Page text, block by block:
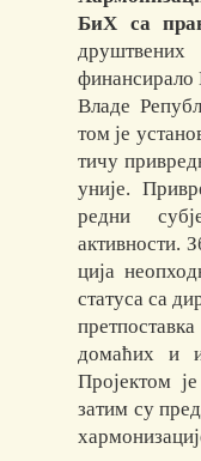
БиХ са
финансирало
Владе
том је
тичу
уније.
редни
активности.
ци­ја
статуса са
до­маћих и
Пројектом
затим су